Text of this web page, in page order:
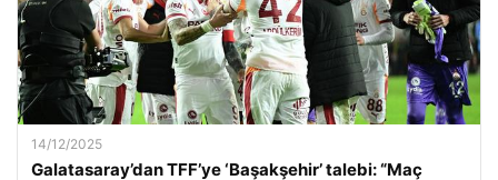
14/12/2025
Galatasaray’dan TFF’ye ‘Başakşehir’ talebi: “Maç